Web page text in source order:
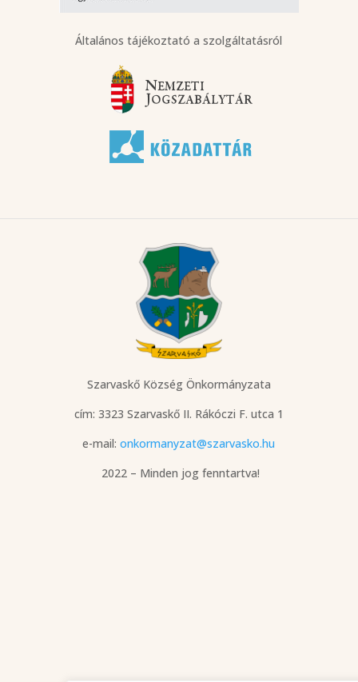
Általános tájékoztató a szolgáltatásról
Szarvaskő Község Önkormányzata
cím: 3323 Szarvaskő II. Rákóczi F. utca 1
e-mail:onkormanyzat@szarvasko.hu
2022 – Minden jog fenntartva!